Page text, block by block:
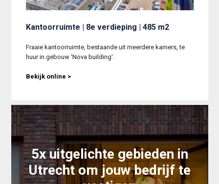
Kantoorruimte | 8e verdieping | 485 m2
Fraaie kantoorruimte, bestaande uit meerdere kamers, te
huur in gebouw ‘Nova building'.
Bekijk online >
5x uitgelichte gebieden in
Utrecht om jouw bedrijf te